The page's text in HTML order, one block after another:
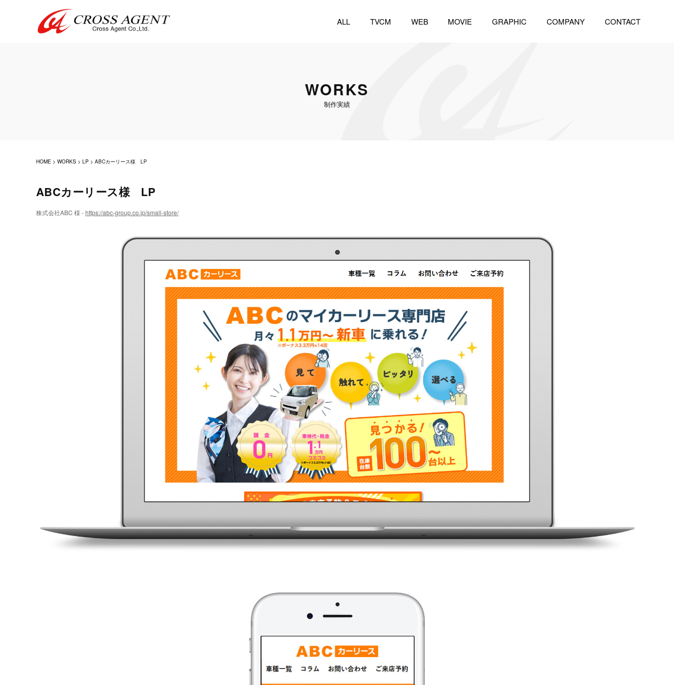
ALL TVCM WEB MOVIE GRAPHIC COMPANY CONTACT
WORKS
制作実績
HOME > WORKS > LP > ABCカーリース様 LP
ABCカーリース様 LP
株式会社ABC 様 -https://abc-group.co.jp/small-store/